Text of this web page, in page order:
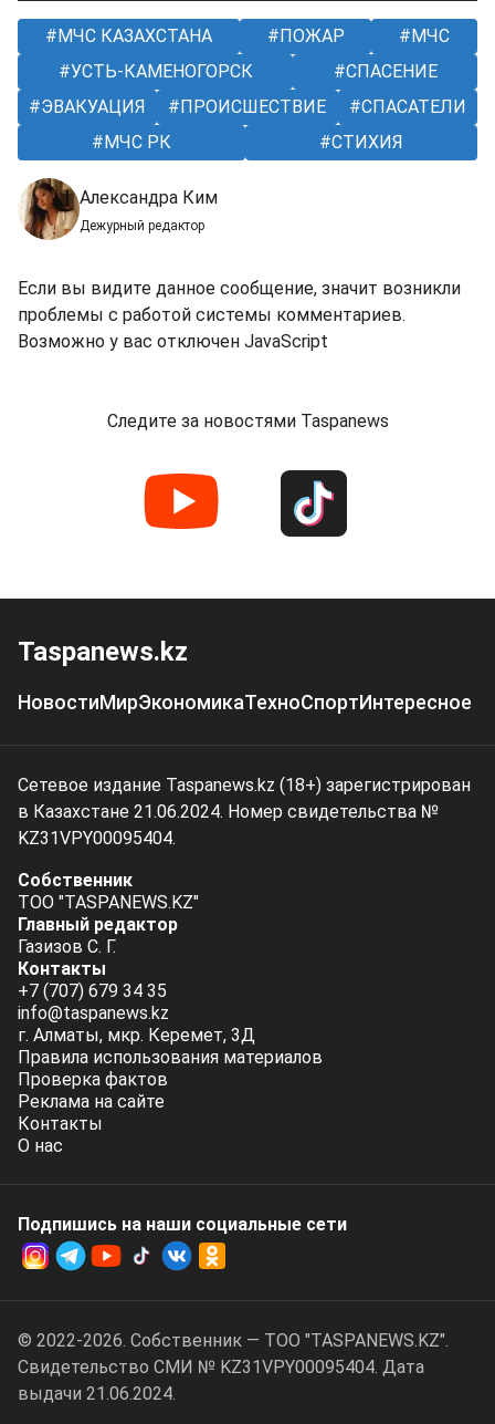
МЧС КАЗАХСТАНА ПОЖАР
МЧС
УСТЬ-КАМЕНОГОРСК
СПАСЕНИЕ
ЭВАКУАЦИЯ
ПРОИСШЕСТВИЕ
СПАСАТЕЛИ
МЧС РК
СТИХИЯ
Александра Ким
Дежурный редактор
Если вы видите данное сообщение, значит возникли
проблемы с работой системы комментариев.
Возможно у вас отключен JavaScript
Следите за новостями Taspanews
Taspanews.kz
НовостиМирЭкономикаТехноСпортИнтересное
Сетевое издание Taspanews.kz (18+) зарегистрирован
в Казахстане 21.06.2024. Номер свидетельства №
KZ31VPY00095404.
Собственник
ТОО "TASPANEWS.KZ"
Главный редактор
Газизов С. Г.
Контакты
+7 (707) 679 34 35
info@taspanews.kz
г. Алматы, мкр. Керемет, 3Д
Правила использования материалов
Проверка фактов
Реклама на сайте
Контакты
О нас
Подпишись на наши социальные cети
© 2022-2026. Собственник — ТОО "TASPANEWS.KZ".
Cвидетельство СМИ № KZ31VPY00095404. Дата
выдачи 21.06.2024.